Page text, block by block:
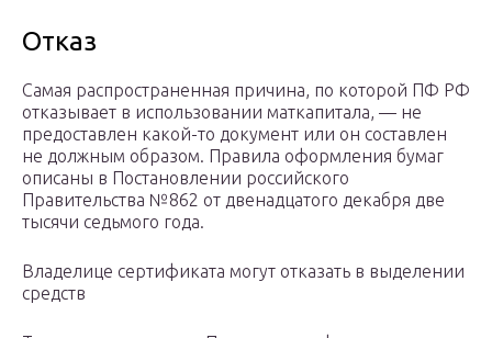
Отказ
Самая распространенная причина, по которой ПФ РФ
отказывает в использовании маткапитала, — не
предоставлен какой-то документ или он составлен
не должным образом. Правила оформления бумаг
описаны в Постановлении российского
Правительства №862 от двенадцатого декабря две
тысячи седьмого года.
Владелице сертификата могут отказать в выделении
средств